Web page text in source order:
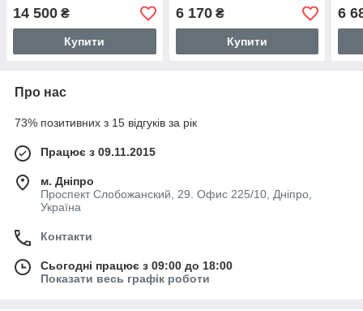
14 500 ₴
Купити
6 170₴
Купити
6
Про нас
73% позитивних з 15 відгуків за рік
Працює з 09.11.2015
м. Дніпро
Проспект Слобожанский, 29. Офис 225/10, Дніпро,
Україна
Контакти
Сьогодні працює з 09:00 до 18:00
Показати весь графік роботи